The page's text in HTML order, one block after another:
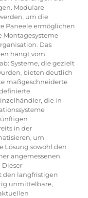
Modulare
um die
Paneele ermöglichen
Montagesysteme
Das
hängt vom
Systeme, die gezielt
bieten deutlich
maßgeschneiderte
die in
in der
um
Lösung sowohl den
angemessenen
den langfristigen
unmittelbare,